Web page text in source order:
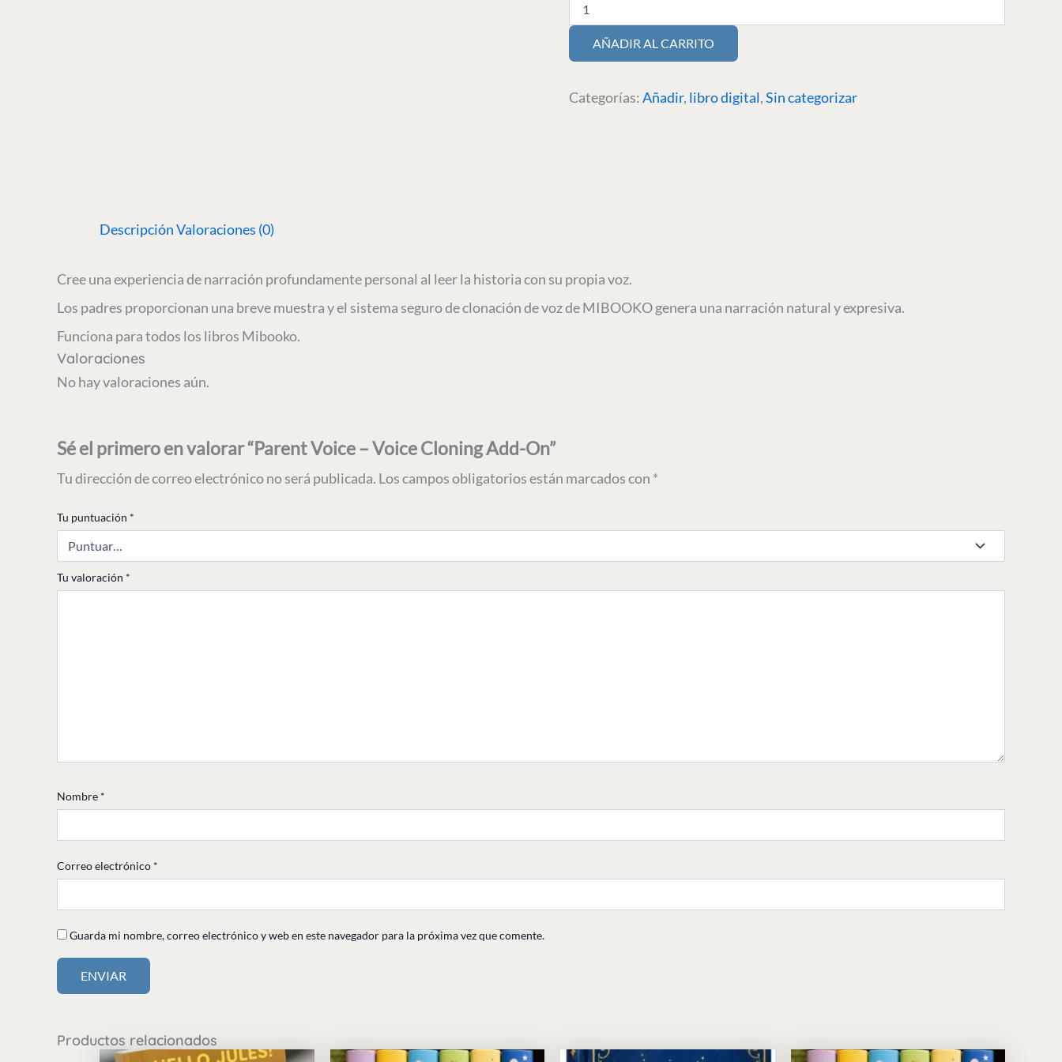
AÑADIR AL CARRITO
Categorías:Añadir, libro digital,Sin categorizar
DescripciónValoraciones (0)
Cree una experiencia de narración profundamente personal al leer la historia con su propia voz.
Los padres proporcionan una breve muestra y el sistema seguro de clonación de voz de MIBOOKO genera una narración natural y expresiva.
Funciona para todos los libros Mibooko.
Valoraciones
No hay valoraciones aún.
Sé el primero en valorar “Parent Voice – Voice Cloning Add-On”
Tu dirección de correo electrónico no será publicada. Los campos obligatorios están marcados con *
Tu puntuación *
Tu valoración *
Nombre *
Correo electrónico *
Guarda mi nombre, correo electrónico y web en este navegador para la próxima vez que comente.
Productos relacionados
Rango